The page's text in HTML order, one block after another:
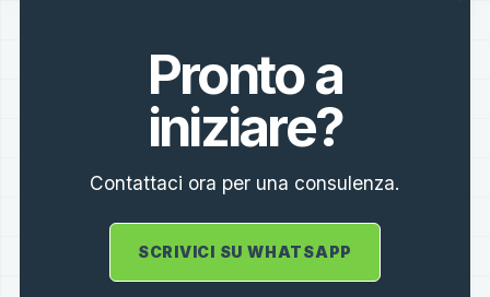
Pronto a
iniziare?
Contattaci ora per una consulenza.
SCRIVICI SU WHATSAPP